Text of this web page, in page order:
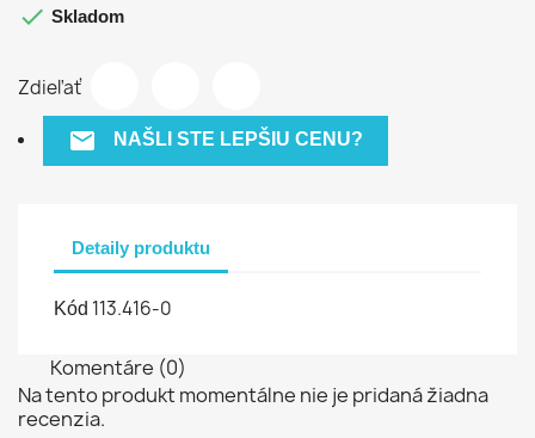
 Skladom
Zdieľať
 NAŠLI STE LEPŠIU CENU?
Detaily produktu
Kód 113.416-0
Komentáre (0)
Na tento produkt momentálne nie je pridaná žiadna
recenzia.